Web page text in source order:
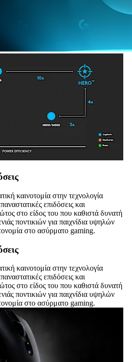
καινοτομία στην τεχνολογία
επιδόσεις και
στο είδος του που καθιστά δυνατή
ποντικιών για παιχνίδια υψηλών
στο ασύρματο gaming.
καινοτομία στην τεχνολογία
επιδόσεις και
στο είδος του που καθιστά δυνατή
ποντικιών για παιχνίδια υψηλών
στο ασύρματο gaming.